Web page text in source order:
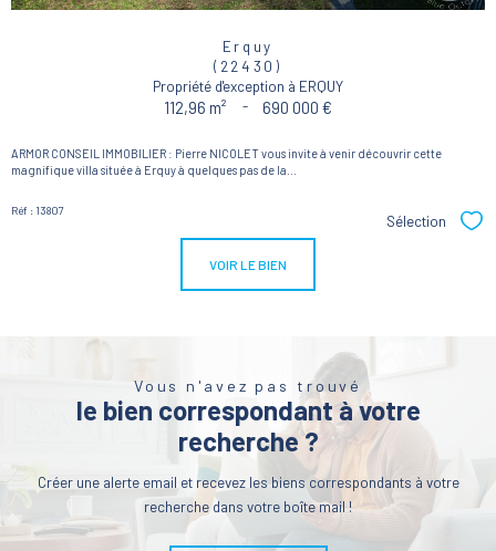
Erquy
(22430)
Propriété d'exception à ERQUY
112,96 m² - 690 000 €
ARMOR CONSEIL IMMOBILIER : Pierre NICOLET vous invite à venir découvrir cette
magnifique villa située à Erquy à quelques pas de la...
Réf : 13807
Sélection
VOIR LE BIEN
Vous n'avez pas trouvé
le bien correspondant à votre
recherche ?
Créer une alerte email et recevez les biens correspondants à votre
recherche dans votre boîte mail !